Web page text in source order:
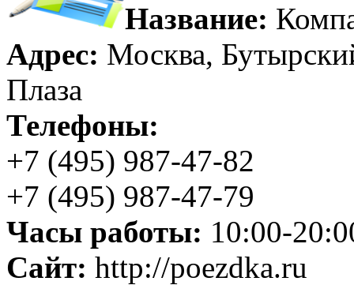
Название:
Адрес: Москва,
Плаза
Телефоны:
+7 (495) 987-47-82
+7 (495) 987-47-79
Часы работы: 10:00-
Сайт: http://poezdka.ru